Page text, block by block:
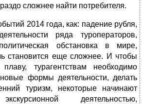
сложнее найти потребителя.
2014 года, как: падение рубля,
ряда туроператоров,
обстановка в мире,
становится еще сложнее. И чтобы
турагентствам необходимо
формы деятельности, делать
туризм, некоторые начинают
деятельностью,